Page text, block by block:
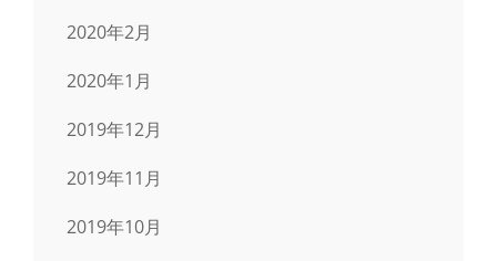
2020年2月
2020年1月
2019年12月
2019年11月
2019年10月